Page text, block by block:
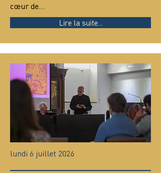
cœur de…
Lire la suite...
lundi 6 juillet 2026